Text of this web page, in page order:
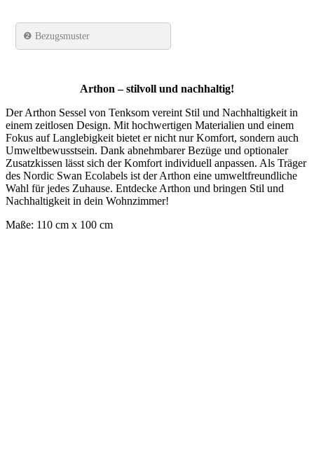
❷ Bezugsmuster
Arthon – stilvoll und nachhaltig!
Der Arthon Sessel von Tenksom vereint Stil und Nachhaltigkeit in
einem zeitlosen Design. Mit hochwertigen Materialien und einem
Fokus auf Langlebigkeit bietet er nicht nur Komfort, sondern auch
Umweltbewusstsein. Dank abnehmbarer Bezüge und optionaler
Zusatzkissen lässt sich der Komfort individuell anpassen. Als Träger
des Nordic Swan Ecolabels ist der Arthon eine umweltfreundliche
Wahl für jedes Zuhause. Entdecke Arthon und bringen Stil und
Nachhaltigkeit in dein Wohnzimmer!
Maße: 110 cm x 100 cm